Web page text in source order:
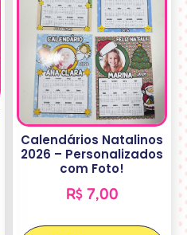
Calendários Natalinos
2026 – Personalizados
com Foto!
R$7,00